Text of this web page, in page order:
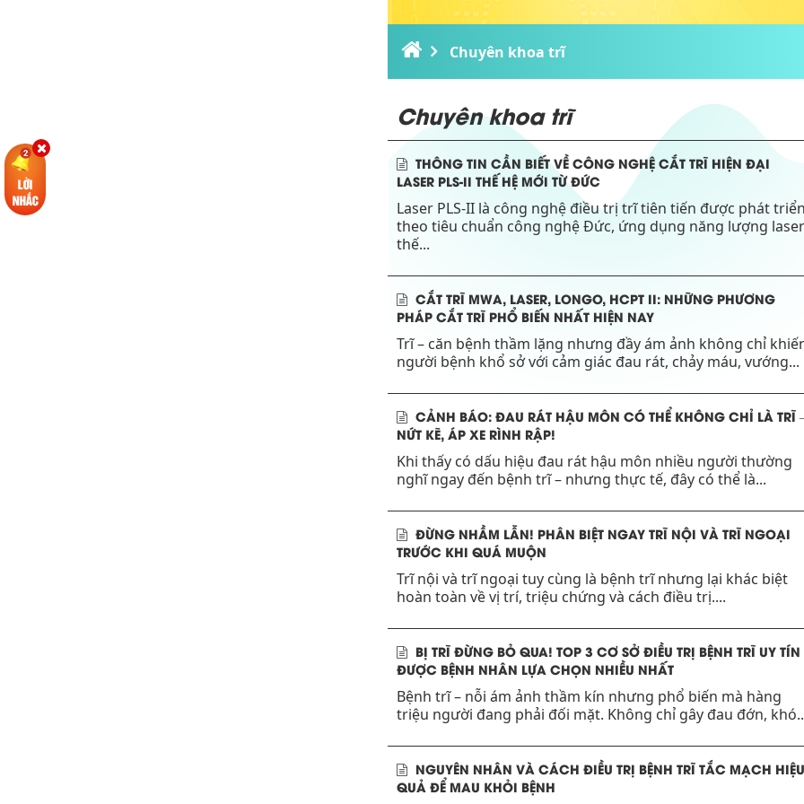
Chuyên khoa trĩ
Chuyên khoa trĩ
THÔNG TIN CẦN BIẾT VỀ CÔNG NGHỆ CẮT TRĨ HIỆN ĐẠI
LASER PLS-II THẾ HỆ MỚI TỪ ĐỨC
Laser PLS-II là công nghệ điều trị trĩ tiên tiến được phát triển
theo tiêu chuẩn công nghệ Đức, ứng dụng năng lượng laser
thế...
CẮT TRĨ MWA, LASER, LONGO, HCPT II: NHỮNG PHƯƠNG
PHÁP CẮT TRĨ PHỔ BIẾN NHẤT HIỆN NAY
Trĩ – căn bệnh thầm lặng nhưng đầy ám ảnh không chỉ
người bệnh khổ sở với cảm giác đau rát, chảy máu, vướng...
CẢNH BÁO: ĐAU RÁT HẬU MÔN CÓ THỂ KHÔNG CHỈ LÀ TRĨ
NỨT KẼ, ÁP XE RÌNH RẬP!
Khi thấy có dấu hiệu đau rát hậu môn nhiều người thường
nghĩ ngay đến bệnh trĩ – nhưng thực tế, đây có thể là...
ĐỪNG NHẦM LẪN! PHÂN BIỆT NGAY TRĨ NỘI VÀ TRĨ NGOẠI
TRƯỚC KHI QUÁ MUỘN
Trĩ nội và trĩ ngoại tuy cùng là bệnh trĩ nhưng lại khác biệt
hoàn toàn về vị trí, triệu chứng và cách điều trị....
BỊ TRĨ ĐỪNG BỎ QUA! TOP 3 CƠ SỞ ĐIỀU TRỊ BỆNH TRĨ UY TÍN
ĐƯỢC BỆNH NHÂN LỰA CHỌN NHIỀU NHẤT
Bệnh trĩ – nỗi ám ảnh thầm kín nhưng phổ biến mà hàng
triệu người đang phải đối mặt. Không chỉ gây đau đớn,
NGUYÊN NHÂN VÀ CÁCH ĐIỀU TRỊ BỆNH TRĨ TẮC MẠCH HIỆU
QUẢ ĐỂ MAU KHỎI BỆNH